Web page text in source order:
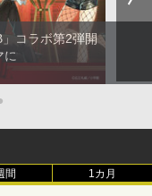
コラボ第2弾開
に
間 1カ月